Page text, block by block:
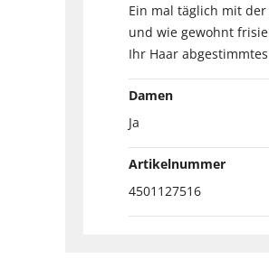
Ein mal täglich mit
und wie gewohnt
Ihr Haar
Damen
Ja
Artikelnummer
4501127516